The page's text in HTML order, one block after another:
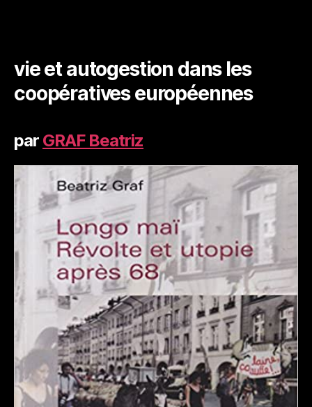
vie et autogestion dans les
coopératives européennes
par GRAF Beatriz